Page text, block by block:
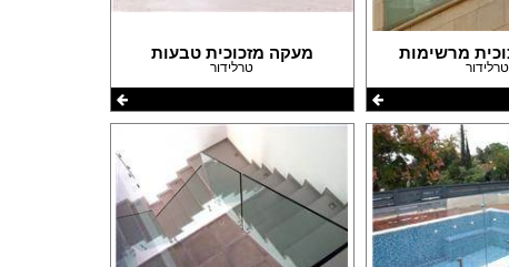
פרוייקטים חובקי עולם
מאיפה מתחילים?
המדריך לשיפוץ המטבח
המדריך לשיפוץ חדר אמבטיה
המדריך לעיצוב חדרים
המדריך לשיפוץ הסלון
המדריך לשיפוץ חדר שינה
המדריך לשיפוץ חדרי ילדים ונוער
המדריך לתכנון חדרי ילדים
מרשימות
טרלידור
מעקה מזכוכית טבעות
טרלידור